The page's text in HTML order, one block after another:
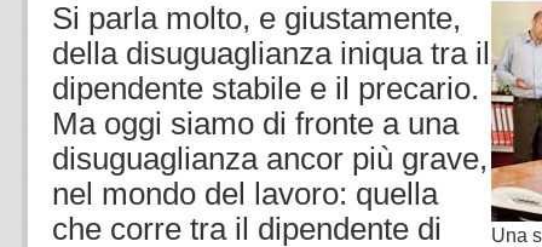
Una
Si parla molto, e giustamente,
della disuguaglianza iniqua tra il
dipendente stabile e il precario.
Ma oggi siamo di fronte a una
disuguaglianza ancor più grave,
nel mondo del lavoro: quella
che corre tra il dipendente di